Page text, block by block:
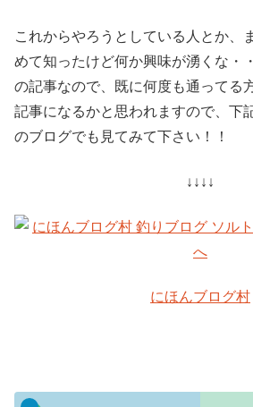
これからやろうとしている人とか、
めて知ったけど何か興味が湧くな・
の記事なので、既に何度も通ってる
記事になるかと思われますので、下
のブログでも見てみて下さい！！
↓↓↓↓
にほんブログ村